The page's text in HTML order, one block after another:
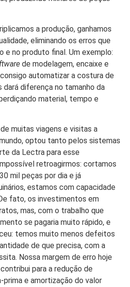
a produção, ganhamos
eliminando os erros que
e no produto final. Um exemplo:
de modelagem, encaixe e
automatizar a costura de
dará diferença no tamanho da
material, tempo e
muitas viagens e visitas a
optou tanto pelos sistemas
da Lectra para esse
retroagirmos: cortamos
mil peças por dia e já
estamos com capacidade
fato, os investimentos em
mas, com o trabalho que
se pagaria muito rápido, e
temos muito menos defeitos
de que precisa, com a
Nossa margem de erro hoje
para a redução de
e amortização do valor